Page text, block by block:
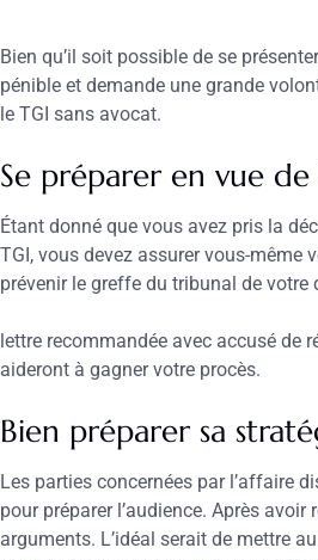
Bien qu’il soit possible de se
pénible et demande une grande
le TGI sans avocat.
Se préparer en vue de
Étant donné que vous avez pris la
TGI, vous devez assurer vous-même
prévenir le greffe du tribunal de
lettre recommandée avec accusé de
aideront à gagner votre procès.
Bien préparer sa
Les parties concernées par l’affaire
pour préparer l’audience. Après
arguments. L’idéal serait de mettre